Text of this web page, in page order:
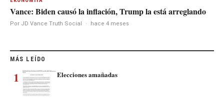
Vance: Biden causó la inflación, Trump la está arreglando
Por JD Vance Truth Social · hace 4 meses
MÁS LEÍDO
1 Elecciones amañadas